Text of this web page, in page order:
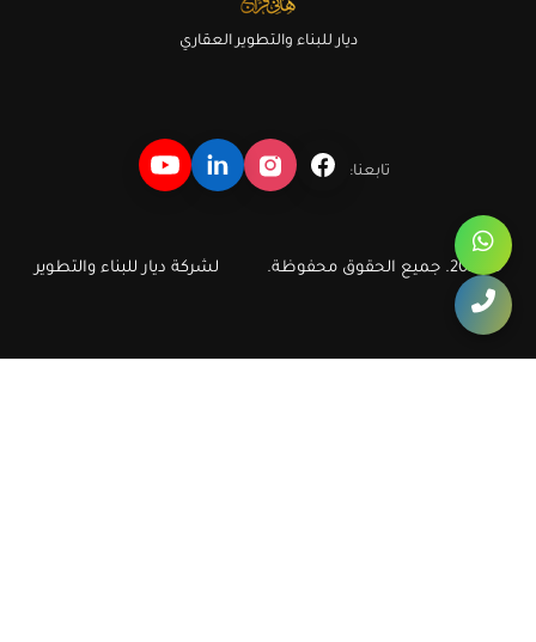
ديار للبناء والتطوير العقاري
تابعنا:
© 2026. جميع الحقوق محفوظة. لشركة ديار للبناء والتطوير